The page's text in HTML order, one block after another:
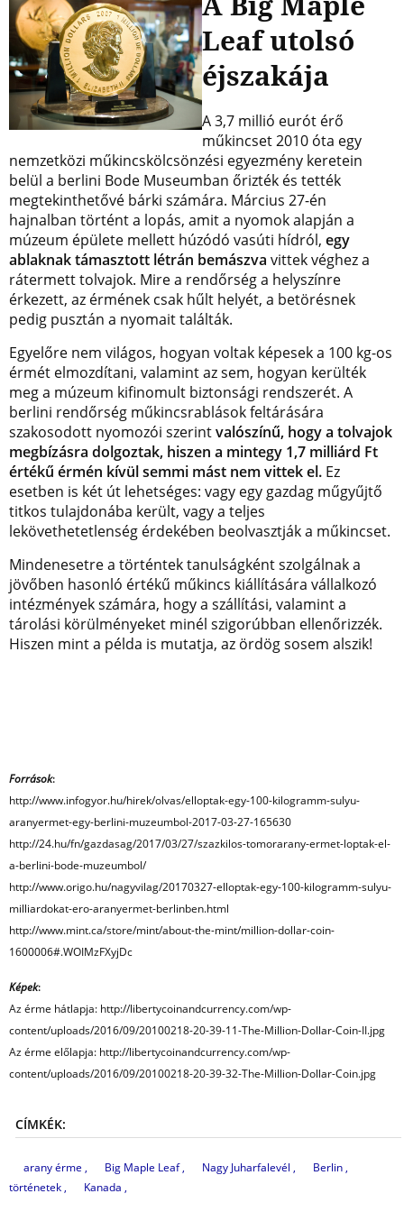
Leaf utolsó
éjszakája
A 3,7 millió eurót érő
műkincset 2010 óta egy
nemzetközi műkincskölcsönzési egyezmény keretein
belül a berlini Bode Museumban őrizték és tették
megtekinthetővé bárki számára. Március 27-én
hajnalban történt a lopás, amit a nyomok alapján a
múzeum épülete mellett húzódó vasúti hídról, egy
ablaknak támasztott létrán bemászva vittek véghez a
rátermett tolvajok. Mire a rendőrség a helyszínre
érkezett, az érmének csak hűlt helyét, a betörésnek
pedig pusztán a nyomait találták.
Egyelőre nem világos, hogyan voltak képesek a 100 kg-os
érmét elmozdítani, valamint az sem, hogyan kerülték
meg a múzeum kifinomult biztonsági rendszerét. A
berlini rendőrség műkincsrablások feltárására
szakosodott nyomozói szerintvalószínű, hogy a tolvajok
megbízásra dolgoztak, hiszen a mintegy 1,7 milliárd Ft
értékű érmén kívül semmi mást nem vittek el. Ez
esetben is két út lehetséges: vagy egy gazdag műgyűjtő
titkos tulajdonába került, vagy a teljes
lekövethetetlenség érdekében beolvasztják a műkincset.
Mindenesetre a történtek tanulságként szolgálnak a
jövőben hasonló értékű műkincs kiállítására vállalkozó
intézmények számára, hogy a szállítási, valamint a
tárolási körülményeket minél szigorúbban ellenőrizzék.
Hiszen mint a példa is mutatja, az ördög sosem alszik!
Források:
http://www.infogyor.hu/hirek/olvas/elloptak-egy-100-kilogramm-sulyu-
aranyermet-egy-berlini-muzeumbol-2017-03-27-165630
http://24.hu/fn/gazdasag/2017/03/27/szazkilos-tomorarany-ermet-loptak-el-
a-berlini-bode-muzeumbol/
http://www.origo.hu/nagyvilag/20170327-elloptak-egy-100-kilogramm-sulyu-
milliardokat-ero-aranyermet-berlinben.html
http://www.mint.ca/store/mint/about-the-mint/million-dollar-coin-
1600006#.WOIMzFXyjDc
Képek:
Az érme hátlapja: http://libertycoinandcurrency.com/wp-
content/uploads/2016/09/20100218-20-39-11-The-Million-Dollar-Coin-II.jpg
Az érme előlapja: http://libertycoinandcurrency.com/wp-
content/uploads/2016/09/20100218-20-39-32-The-Million-Dollar-Coin.jpg
CÍMKÉK:
arany érme Big Maple Leaf Nagy Juharfalevél
Berlin
történetek
Kanada